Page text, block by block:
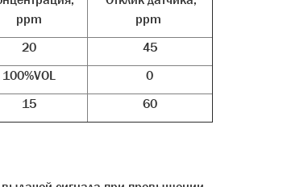
ppm
ppm
20
45
100%VOL
0
15 60